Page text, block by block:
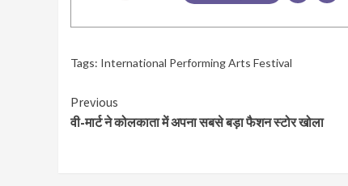
Tags: International Performing Arts Festival
Continue
Reading
Previous
वी-मार्ट ने कोलकाता में अपना सबसे बड़ा फैशन स्टोर खोला